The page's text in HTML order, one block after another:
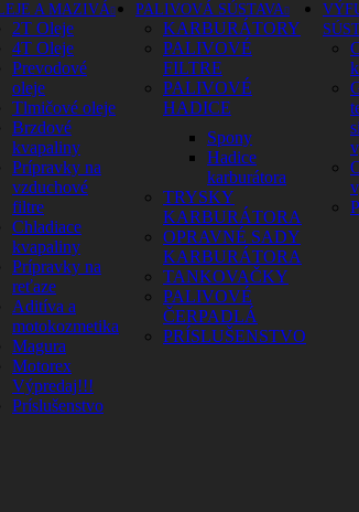
A MAZIVÁ
2T Oleje
4T Oleje
Prevodové
oleje
Tlmičové oleje
Brzdové
kvapaliny
Prípravky na
vzduchové
filtre
Chladiace
kvapaliny
Prípravky na
reťaze
Aditíva a
motokozmetika
Magura
Motorex
Výpredaj!!!
Príslušenstvo
PALIVOVÁ SÚSTAVA
KARBURÁTORY
PALIVOVÉ
FILTRE
PALIVOVÉ
HADICE
Spony
Hadice
karburátora
TRYSKY
KARBURÁTORA
OPRAVNÉ SADY
KARBURÁTORA
TANKOVAČKY
PALIVOVÉ
ČERPADLÁ
PRÍSLUŠENSTVO